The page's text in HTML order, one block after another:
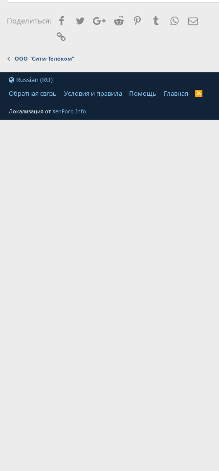
Поделиться: Facebook
TwitterGoogle+
Reddit PinterestTumblrWhatsApp
ООО "Сити-Телеком"
Russian (RU)
Обратная связь
Условия и правила Помощь Главная
Локализация отXenForo.Info